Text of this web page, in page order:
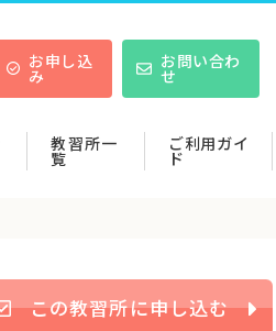
お申し込
み
お問い合わ
せ
教習所一
覧
ご利用ガイ
ド
この教習所に申し込む